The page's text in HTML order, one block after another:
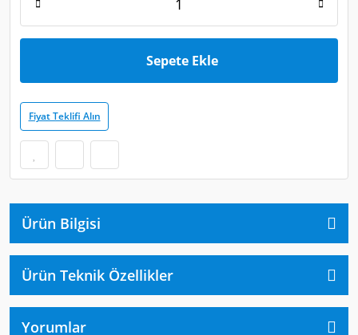
Sepete Ekle
Fiyat Teklifi Alın
Ürün Bilgisi
Ürün Teknik Özellikler
Yorumlar